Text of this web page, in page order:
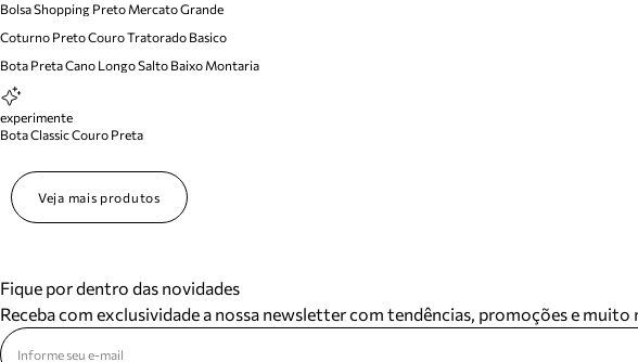
Bolsa Shopping Preto Mercato Grande
Coturno Preto Couro Tratorado Basico
Bota Preta Cano Longo Salto Baixo Montaria
experimente
Bota Classic Couro Preta
Veja mais produtos
Fique por dentro das novidades
Receba com exclusividade a nossa newsletter com tendências, promoções e muito